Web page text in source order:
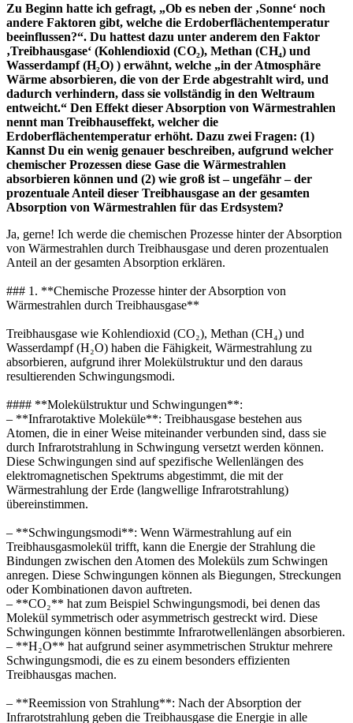
Zu Beginn hatte ich gefragt, „Ob es neben der ‚Sonne‘ noch
andere Faktoren gibt, welche die Erdoberflächentemperatur
beeinflussen?“. Du hattest dazu unter anderem den Faktor
‚Treibhausgase‘ (Kohlendioxid (CO₂), Methan (CH₄) und
Wasserdampf (H₂O) ) erwähnt, welche „in der Atmosphäre
Wärme absorbieren, die von der Erde abgestrahlt wird, und
dadurch verhindern, dass sie vollständig in den Weltraum
entweicht.“ Den Effekt dieser Absorption von Wärmestrahlen
nennt man Treibhauseffekt, welcher die
Erdoberflächentemperatur erhöht. Dazu zwei Fragen: (1)
Kannst Du ein wenig genauer beschreiben, aufgrund welcher
chemischer Prozessen diese Gase die Wärmestrahlen
absorbieren können und (2) wie groß ist – ungefähr – der
prozentuale Anteil dieser Treibhausgase an der gesamten
Absorption von Wärmestrahlen für das Erdsystem?
Ja, gerne! Ich werde die chemischen Prozesse hinter der Absorption
von Wärmestrahlen durch Treibhausgase und deren prozentualen
Anteil an der gesamten Absorption erklären.
### 1. **Chemische Prozesse hinter der Absorption von
Wärmestrahlen durch Treibhausgase**
Treibhausgase wie Kohlendioxid (CO₂), Methan (CH₄) und
Wasserdampf (H₂O) haben die Fähigkeit, Wärmestrahlung zu
absorbieren, aufgrund ihrer Molekülstruktur und den daraus
resultierenden Schwingungsmodi.
#### **Molekülstruktur und Schwingungen**:
– **Infrarotaktive Moleküle**: Treibhausgase bestehen aus
Atomen, die in einer Weise miteinander verbunden sind, dass sie
durch Infrarotstrahlung in Schwingung versetzt werden können.
Diese Schwingungen sind auf spezifische Wellenlängen des
elektromagnetischen Spektrums abgestimmt, die mit der
Wärmestrahlung der Erde (langwellige Infrarotstrahlung)
übereinstimmen.
– **Schwingungsmodi**: Wenn Wärmestrahlung auf ein
Treibhausgasmolekül trifft, kann die Energie der Strahlung die
Bindungen zwischen den Atomen des Moleküls zum Schwingen
anregen. Diese Schwingungen können als Biegungen, Streckungen
oder Kombinationen davon auftreten.
– **CO₂** hat zum Beispiel Schwingungsmodi, bei denen das
Molekül symmetrisch oder asymmetrisch gestreckt wird. Diese
Schwingungen können bestimmte Infrarotwellenlängen absorbieren.
– **H₂O** hat aufgrund seiner asymmetrischen Struktur mehrere
Schwingungsmodi, die es zu einem besonders effizienten
Treibhausgas machen.
– **Reemission von Strahlung**: Nach der Absorption der
Infrarotstrahlung geben die Treibhausgase die Energie in alle